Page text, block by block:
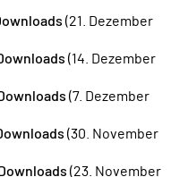
(21. Dezember
(14. Dezember
(7. Dezember
(30. November
(23. November